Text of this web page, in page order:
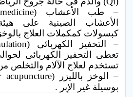
الأعشاب الصينية على
كبسولات كمكملات العلاج بالوخز
تستخدم لعلاج الآلام والتخلص
بوسيلة غير الإبر .